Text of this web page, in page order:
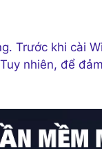
Trước khi cài
nhiên, để